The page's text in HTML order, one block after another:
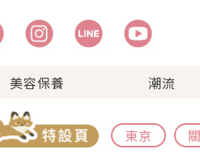
美容保養 潮流
東京